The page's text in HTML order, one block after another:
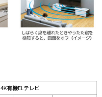
4K有機ELテレビ